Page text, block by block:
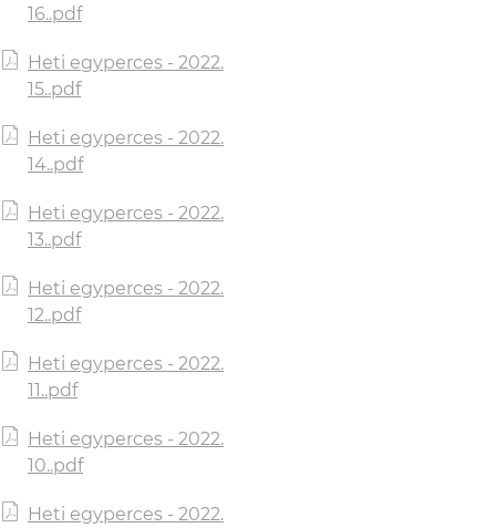
16..pdf
Heti egyperces - 2022.
15..pdf
Heti egyperces - 2022.
14..pdf
Heti egyperces - 2022.
13..pdf
Heti egyperces - 2022.
12..pdf
Heti egyperces - 2022.
11..pdf
Heti egyperces - 2022.
10..pdf
Heti egyperces - 2022.